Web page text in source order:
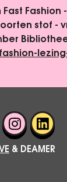
Fashion
stof -
& DEAMER